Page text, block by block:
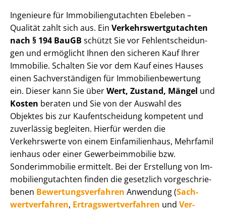
Ingenieure für Im­mo­bi­li­en­gut­ach­ten Ebeleben –
Qualität zahlt sich aus. Ein Ver­kehrs­wert­gut­ach­ten
nach § 194 BauGB schützt Sie vor Fehl­ent­schei­dun­
gen und ermöglicht Ihnen den sicheren Kauf Ihrer
Immobilie. Schalten Sie vor dem Kauf eines Hauses
einen Sach­ver­stän­di­gen für Im­mo­bi­li­en­be­wer­tung
ein. Dieser kann Sie überWert, Zustand, Mängel und
Kosten beraten und Sie von der Auswahl des
Objektes bis zur Kauf­ent­schei­dung kompetent und
zuverlässig begleiten. Hierfür werden die
Verkehrswerte von einem Einfamilienhaus, Mehr­fa­mi­l
i­en­haus oder einer Ge­wer­be­im­mo­bi­lie bzw.
Sonderimmobilie ermittelt. Bei der Erstellung von Im­
mo­bi­li­en­gut­ach­ten finden die gesetzlich vor­ge­schrie­
be­nen Be­wer­tungs­ver­fah­ren Anwendung (Sach­
wert­ver­fah­ren, Er­trags­wert­ver­fah­ren und Ver­